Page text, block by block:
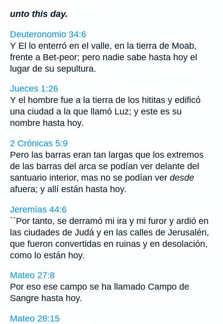
unto this day.
Deuteronomio 34:6
Y El lo enterró en el valle, en la tierra de Moab,
frente a Bet-peor; pero nadie sabe hasta hoy el
lugar de su sepultura.
Jueces 1:26
Y el hombre fue a la tierra de los hititas y edificó
una ciudad a la que llamó Luz; y este es su
nombre hasta hoy.
2 Crónicas 5:9
Pero las barras eran tan largas que los extremos
de las barras del arca se podían ver delante del
santuario interior, mas no se podían ver desde
afuera; y allí están hasta hoy.
Jeremías 44:6
``Por tanto, se derramó mi ira y mi furor y ardió en
las ciudades de Judá y en las calles de Jerusalén,
que fueron convertidas en ruinas y en desolación,
como lo están hoy.
Mateo 27:8
Por eso ese campo se ha llamado Campo de
Sangre hasta hoy.
Mateo 28:15